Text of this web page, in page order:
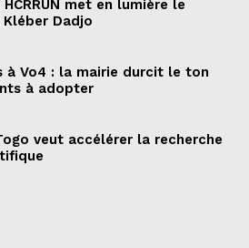
met en lumière le
Dadjo
à Vo4 : la mairie durcit le ton
à adopter
veut accélérer la recherche